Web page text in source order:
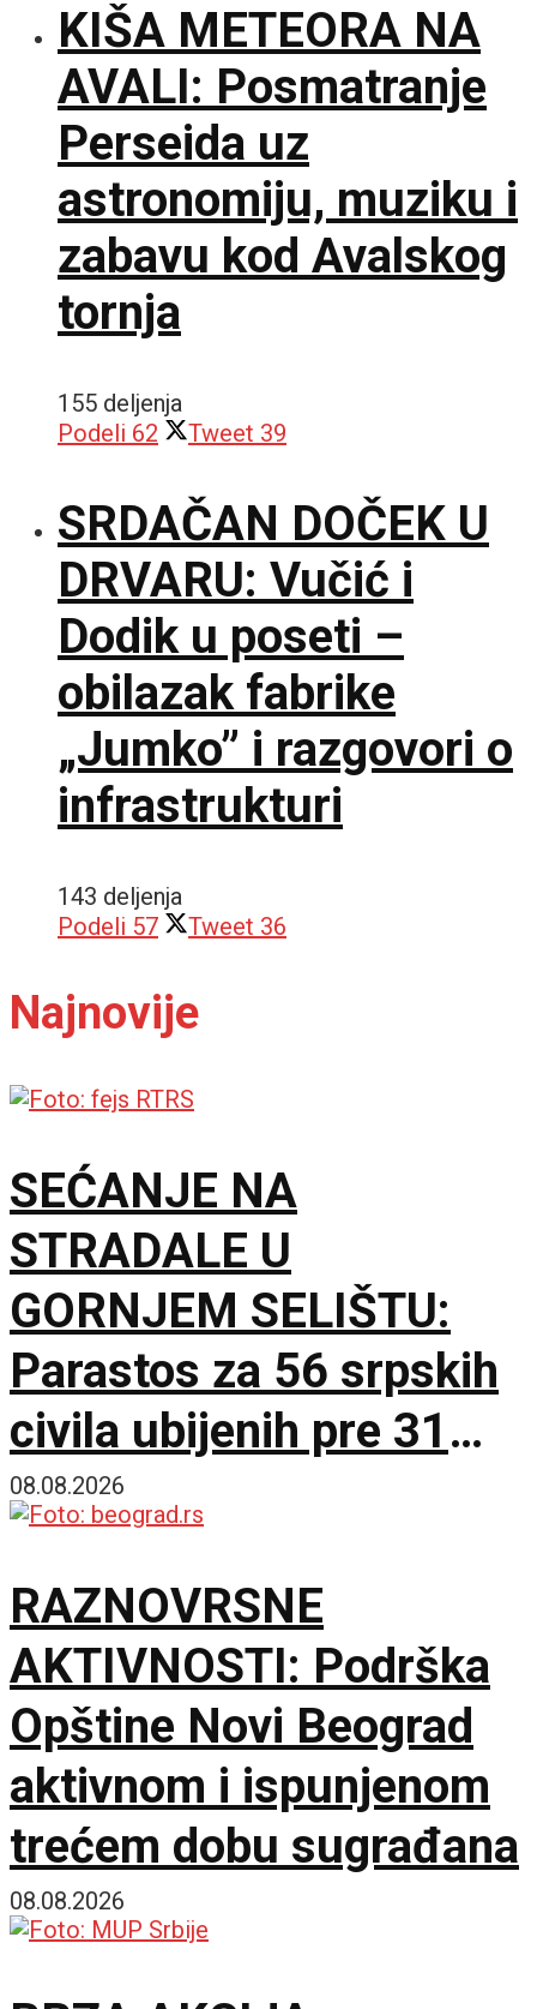
KIŠA METEORA NA
AVALI: Posmatranje
Perseida uz
astronomiju, muziku i
zabavu kod Avalskog
tornja
155 deljenja
Podeli 62 Tweet 39
SRDAČAN DOČEK U
DRVARU: Vučić i
Dodik u poseti –
obilazak fabrike
„Jumko” i razgovori o
infrastrukturi
143 deljenja
Podeli 57 Tweet 36
Najnovije
SEĆANJE NA
STRADALE U
GORNJEM SELIŠTU:
Parastos za 56 srpskih
civila ubijenih pre 31
godinu
08.08.2026
RAZNOVRSNE
AKTIVNOSTI: Podrška
Opštine Novi Beograd
aktivnom i ispunjenom
trećem dobu sugrađana
08.08.2026